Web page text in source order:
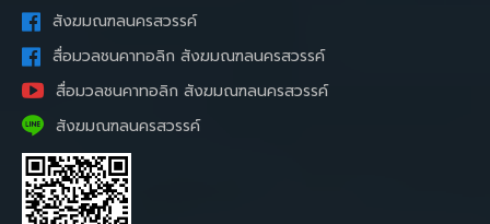
สังฆมณฑลนครสวรรค์
สื่อมวลชนคาทอลิก สังฆมณฑลนครสวรรค์
สื่อมวลชนคาทอลิก สังฆมณฑลนครสวรรค์
สังฆมณฑลนครสวรรค์